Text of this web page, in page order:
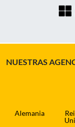
NUESTRAS
Alemania